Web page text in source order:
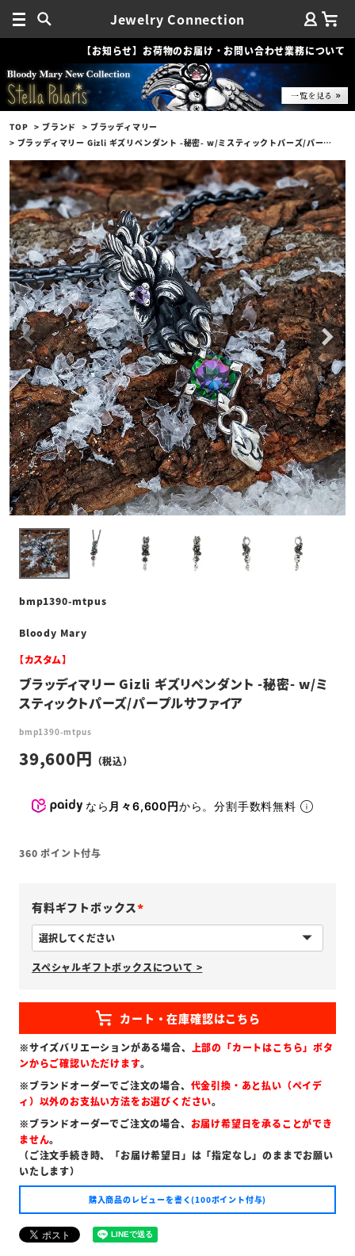
Jewelry Connection
【お知らせ】お荷物のお届け・お問い合わせ業務について
TOP ブランド
ブラッディマリー
ブラッディマリー Gizli ギズリペンダント -秘密- w/ミスティックトパーズ/パープルサファイア
bmp1390-mtpus
Bloody Mary
【カスタム】
ブラッディマリー Gizli ギズリペンダント -秘密- w/ミ
スティックトパーズ/パープルサファイア
bmp1390-mtpus
39,600
なら 月々6,600円から。分割手数料無料
360 ポイント付与
有料ギフトボックス
必
須
)
スペシャルギフトボックスについて >
※サイズバリエーションがある場合、 上部の「カートはこちら」ボタ
ンからご確認いただけます。
※ブランドオーダーでご注文の場合、 代金引換・あと払い（ペイデ
ィ）以外のお支払い方法をお選びください。
※ブランドオーダーでご注文の場合、 お届け希望日を承ることができ
ません。
（ご注文手続き時、「お届け希望日」は「指定なし」のままでお願い
いたします）
購入商品のレビューを書く(100ポイント付与)